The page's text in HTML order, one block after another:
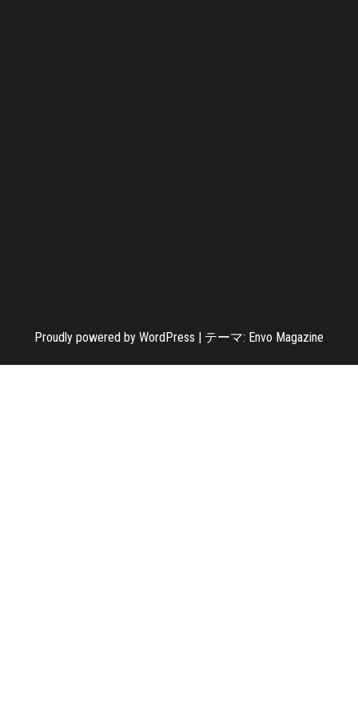
Proudly powered by WordPress | テーマ: Envo Magazine